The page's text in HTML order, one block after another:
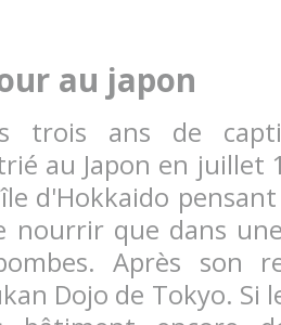
au japon
trois ans de
au Japon en juillet
d'Hokkaido
nourrir que dans
Après son
Dojo de Tokyo. Si